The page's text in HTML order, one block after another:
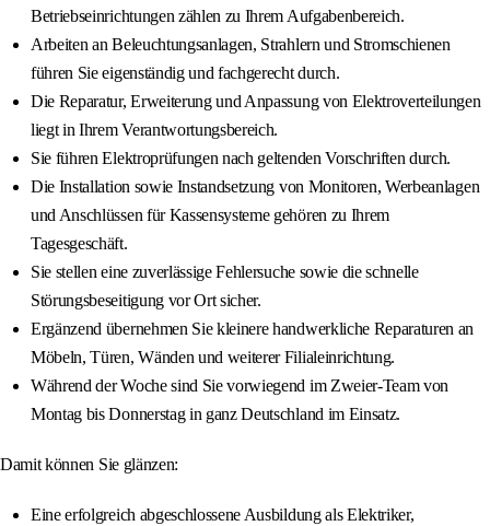
Betriebseinrichtungen zählen zu Ihrem Aufgabenbereich.
Arbeiten an Beleuchtungsanlagen, Strahlern und Stromschienen
führen Sie eigenständig und fachgerecht durch.
Die Reparatur, Erweiterung und Anpassung von Elektroverteilungen
liegt in Ihrem Verantwortungsbereich.
Sie führen Elektroprüfungen nach geltenden Vorschriften durch.
Die Installation sowie Instandsetzung von Monitoren, Werbeanlagen
und Anschlüssen für Kassensysteme gehören zu Ihrem
Tagesgeschäft.
Sie stellen eine zuverlässige Fehlersuche sowie die schnelle
Störungsbeseitigung vor Ort sicher.
Ergänzend übernehmen Sie kleinere handwerkliche Reparaturen an
Möbeln, Türen, Wänden und weiterer Filialeinrichtung.
Während der Woche sind Sie vorwiegend im Zweier-Team von
Montag bis Donnerstag in ganz Deutschland im Einsatz.
Damit können Sie glänzen:
Eine erfolgreich abgeschlossene Ausbildung als Elektriker,